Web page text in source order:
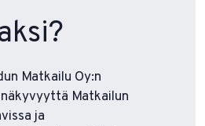
Matkailu Oy:n
Matkailun
ja